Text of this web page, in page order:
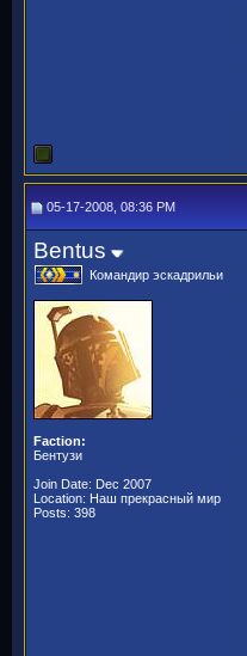
05-17-2008, 08:36 PM
Bentus
Командир эскадрильи
Faction:
Бентузи
Join Date: Dec 2007
Location: Наш прекрасный мир
Posts: 398